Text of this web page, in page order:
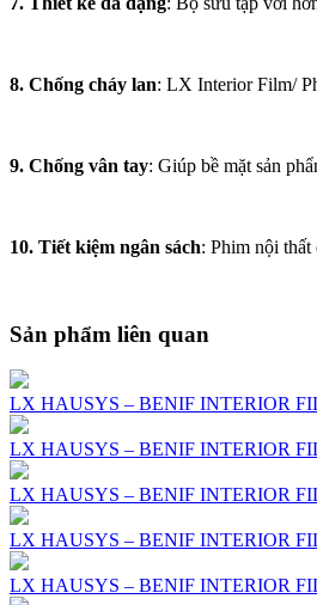
8. Chống cháy lan: LX Interior Film/
9. Chống vân tay: Giúp bề mặt sản
10. Tiết kiệm ngân sách: Phim nội thất
Sản phẩm liên quan
LX HAUSYS – BENIF INTERIOR
LX HAUSYS – BENIF INTERIOR
LX HAUSYS – BENIF INTERIOR
LX HAUSYS – BENIF INTERIOR
LX HAUSYS – BENIF INTERIOR